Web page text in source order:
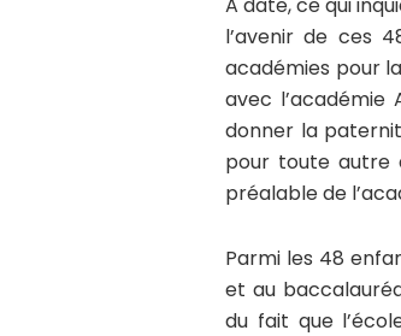
l’avenir de ces
académies pour
avec
donner la
pour toute autre
préalable de
Parmi les 48
et au
du fait que